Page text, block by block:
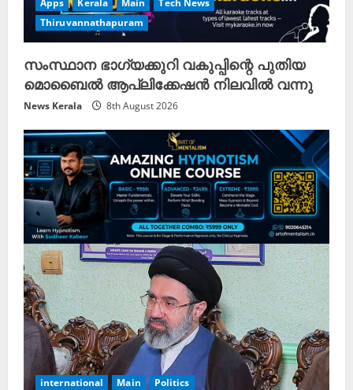
Thiruvannathapuram
സംസ്ഥാന ഭാഗ്യക്കുറി വകുപ്പിന്റെ പുതിയ
മൊബൈൽ ആപ്ലിക്കേഷൻ നിലവിൽ വന്നു
News Kerala 8th August 2026
international Main Politics